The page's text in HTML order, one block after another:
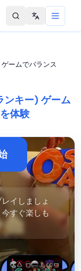
Change
ームでバランス
ンキー) ゲーム
体験
イしましょ
すぐ楽しも